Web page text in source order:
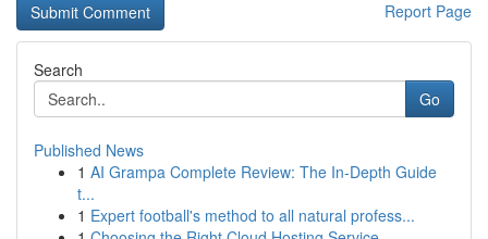
Report Page
Search
Go
Published News
1 AI Grampa Complete Review: The In-Depth Guide
t...
1 Expert football's method to all natural profess...